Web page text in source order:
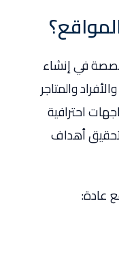
في إنشاء
والمتاجر
احترافية
أهداف
عادة: